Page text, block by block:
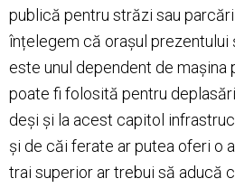
publică pentru străzi sau
înțelegem că orașul prezentului
este unul dependent de mașina
poate fi folosită pentru
deși și la acest capitol
și de căi ferate ar putea oferi o
trai superior ar trebui să aducă